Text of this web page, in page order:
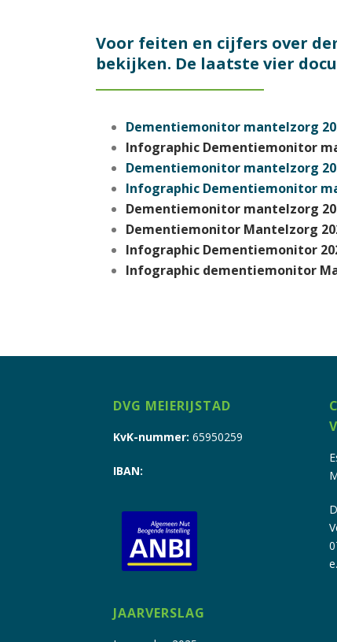
Voor feiten en cijfers over
bekijken. De laatste vier
Dementiemonitor mantelzorg
Infographic Dementiemonitor
Dementiemonitor mantelzorg
Infographic Dementiemonitor
Dementiemonitor mantelzorg
Dementiemonitor Mantelzorg
Infographic Dementiemonitor
Infographic dementiemonitor
DVG MEIERIJSTAD
KvK-nummer: 65950259
IBAN:
JAARVERSLAG